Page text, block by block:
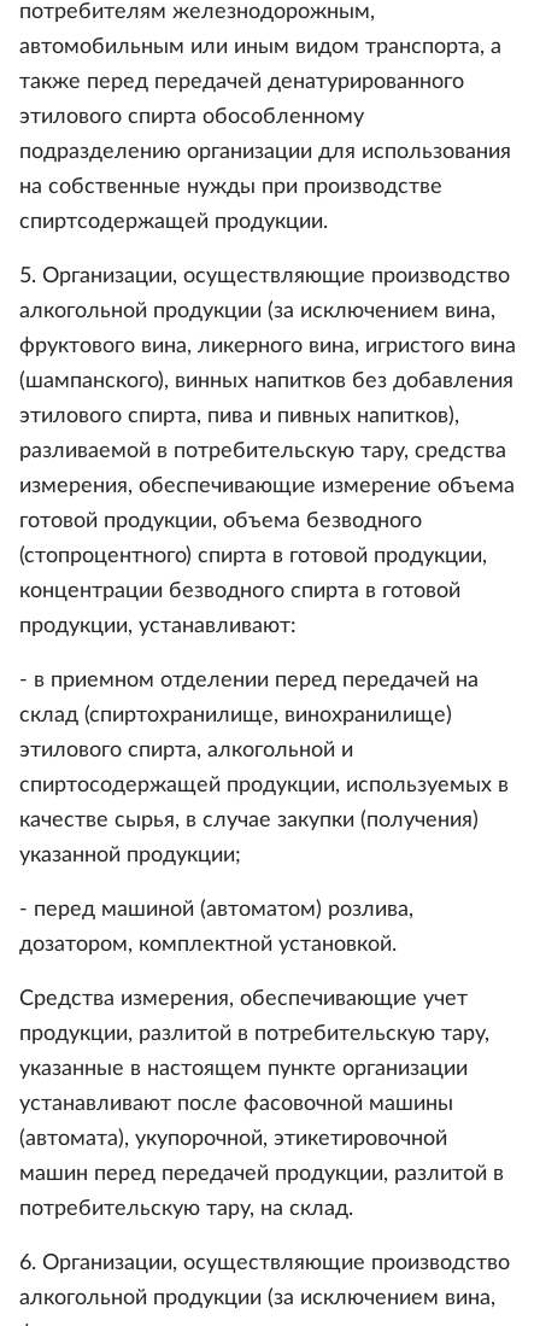
потребителям железнодорожным,
автомобильным или иным видом транспорта, а
также перед передачей денатурированного
этилового спирта обособленному
подразделению организации для использования
на собственные нужды при производстве
спиртсодержащей продукции.
5. Организации, осуществляющие производство
алкогольной продукции (за исключением вина,
фруктового вина, ликерного вина, игристого вина
(шампанского), винных напитков без добавления
этилового спирта, пива и пивных напитков),
разливаемой в потребительскую тару, средства
измерения, обеспечивающие измерение объема
готовой продукции, объема безводного
(стопроцентного) спирта в готовой продукции,
концентрации безводного спирта в готовой
продукции, устанавливают:
- в приемном отделении перед передачей на
склад (спиртохранилище, винохранилище)
этилового спирта, алкогольной и
спиртосодержащей продукции, используемых в
качестве сырья, в случае закупки (получения)
указанной продукции;
- перед машиной (автоматом) розлива,
дозатором, комплектной установкой.
Средства измерения, обеспечивающие учет
продукции, разлитой в потребительскую тару,
указанные в настоящем пункте организации
устанавливают после фасовочной машины
(автомата), укупорочной, этикетировочной
машин перед передачей продукции, разлитой в
потребительскую тару, на склад.
6. Организации, осуществляющие производство
алкогольной продукции (за исключением вина,